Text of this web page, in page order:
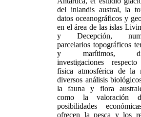
del inlandis austral, la
datos oceanográficos y
en el área de las islas
y Decepción,
parcelarios topográficos
y marítimos,
investigaciones
física atmosférica de la
diversos análisis
la fauna y flora
como la valoración
posibilidades
ofrecen la pesca y los